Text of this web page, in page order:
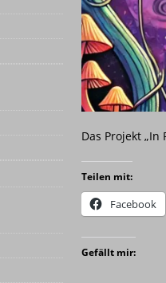
[ 25. Februar 2026 ]
INFINITY DANCE
Statusbericht aus
Das Projekt „In
Teilen mit:
Facebook
Gefällt mir: